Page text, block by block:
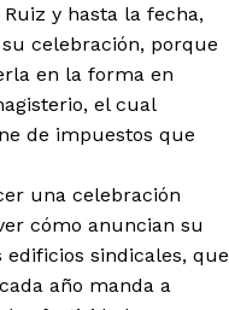
y hasta la fecha,
celebración, porque
en la forma en
el cual
de impuestos que
una celebración
cómo anuncian su
sindicales, que
año manda a